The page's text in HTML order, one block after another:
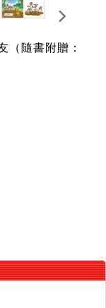
（隨書附贈：